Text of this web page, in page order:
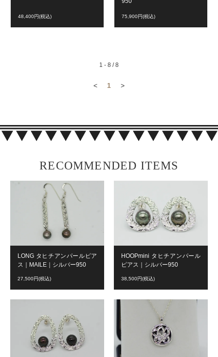
48,400円(税込) 75,900円(税込)
1 - 8 / 8
< 1 >
RECOMMENDED ITEMS
LONG タヒチアンパールピア
ス｜MAILE｜シルバー950
27,500円(税込)
HOOPmini タヒチアンパール
ピアス｜シルバー950
38,500円(税込)